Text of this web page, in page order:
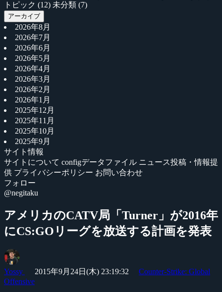
トピック (12) 未分類 (7)
アーカイブ
2026年8月
2026年7月
2026年6月
2026年5月
2026年4月
2026年3月
2026年2月
2026年1月
2025年12月
2025年11月
2025年10月
2025年9月
サイト情報
サイトについて configデータファイル ニュース投稿・情報提
供 プライバシーポリシー お問い合わせ
フォロー
@negitaku
アメリカのCATV局「Turner」が2016年
にCS:GOリーグを放送する計画を発表
Yossy 2015年9月24日(木) 23:19:32
Counter-Strike: Global
Offensive